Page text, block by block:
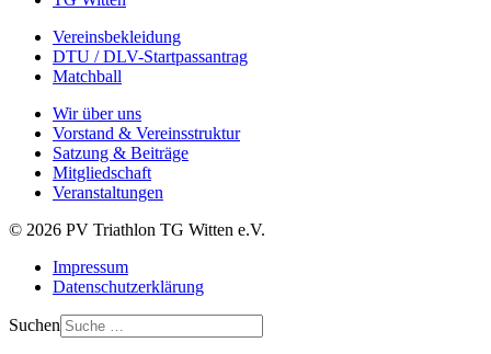
Vereinsbekleidung
DTU / DLV-Startpassantrag
Matchball
Wir über uns
Vorstand & Vereinsstruktur
Satzung & Beiträge
Mitgliedschaft
Veranstaltungen
© 2026 PV Triathlon TG Witten e.V.
Impressum
Datenschutzerklärung
Suchen